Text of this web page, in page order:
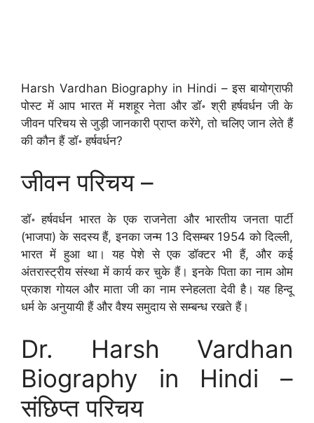
Harsh Vardhan Biography in Hindi – इस बायोग्राफी
पोस्ट में आप भारत में मशहूर नेता और डॉ॰ श्री हर्षवर्धन जी के
जीवन परिचय से जुड़ी जानकारी प्राप्त करेंगे, तो चलिए जान लेते हैं
की कौन हैं डॉ॰ हर्षवर्धन?
जीवन परिचय –
डॉ॰ हर्षवर्धन भारत के एक राजनेता और भारतीय जनता पार्टी
(भाजपा) के सदस्य हैं, इनका जन्म 13 दिसम्बर 1954 को दिल्ली,
भारत में हुआ था। यह पेशे से एक डॉक्टर भी हैं, और कई
अंतरास्ट्रीय संस्था में कार्य कर चुके हैं। इनके पिता का नाम ओम
प्रकाश गोयल और माता जी का नाम स्नेहलता देवी है। यह हिन्दू
धर्म के अनुयायी हैं और वैश्य समुदाय से सम्बन्ध रखते हैं।
Dr. Harsh Vardhan
Biography in Hindi –
संछिप्त परिचय